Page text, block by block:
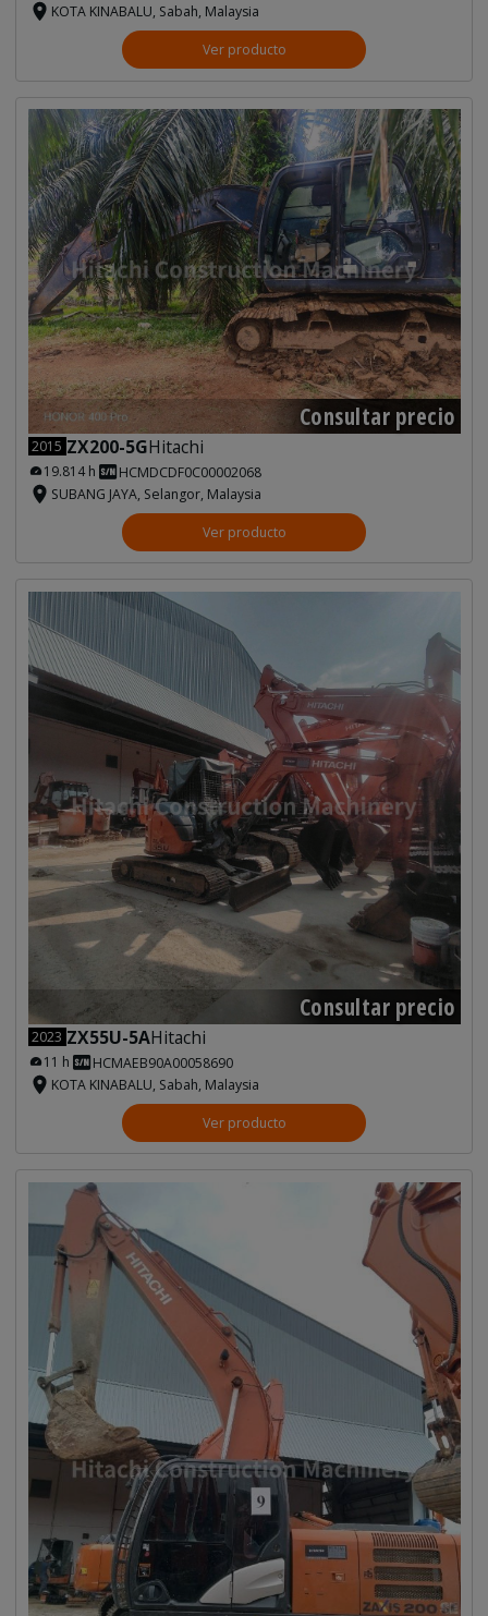
KOTA KINABALU, Sabah, Malaysia
Ver producto
Consultar precio
2015 ZX200-5GHitachi
19.814 h
HCMDCDF0C00002068
SUBANG JAYA, Selangor, Malaysia
Ver producto
Consultar precio
2023 ZX55U-5AHitachi
11 h
HCMAEB90A00058690
KOTA KINABALU, Sabah, Malaysia
Ver producto